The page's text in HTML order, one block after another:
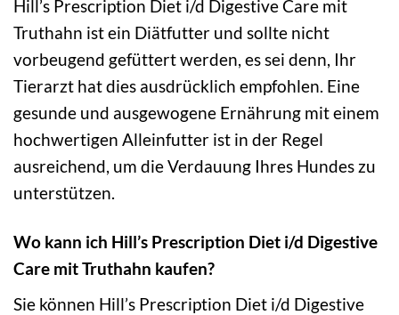
Hill’s Prescription Diet i/d Digestive Care mit
Truthahn ist ein Diätfutter und sollte nicht
vorbeugend gefüttert werden, es sei denn, Ihr
Tierarzt hat dies ausdrücklich empfohlen. Eine
gesunde und ausgewogene Ernährung mit einem
hochwertigen Alleinfutter ist in der Regel
ausreichend, um die Verdauung Ihres Hundes zu
unterstützen.
Wo kann ich Hill’s Prescription Diet i/d Digestive
Care mit Truthahn kaufen?
Sie können Hill’s Prescription Diet i/d Digestive